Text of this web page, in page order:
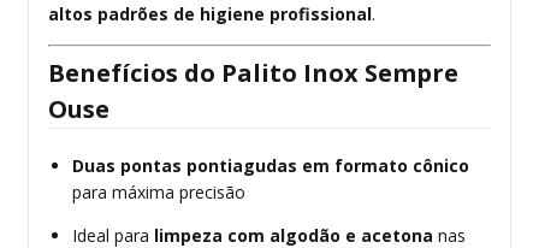
altos padrões de higiene profissional.
Benefícios do Palito Inox Sempre
Ouse
Duas pontas pontiagudas em formato cônico
para máxima precisão
Ideal para limpeza com algodão e acetona nas